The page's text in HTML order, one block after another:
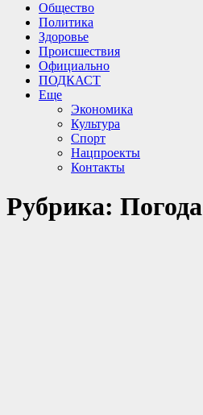
Общество
Политика
Здоровье
Происшествия
Официально
ПОДКАСТ
Еще
Экономика
Культура
Спорт
Нацпроекты
Контакты
Рубрика: Погода